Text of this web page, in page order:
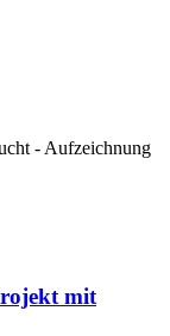
- Aufzeichnung
mit